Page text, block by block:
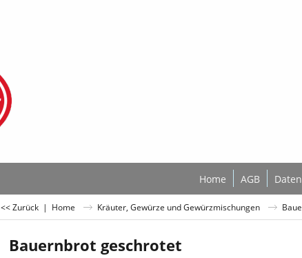
Home AGB
<< Zurück | Home Kräuter, Gewürze und Gewürzmischungen
Bauernbrot geschrotet